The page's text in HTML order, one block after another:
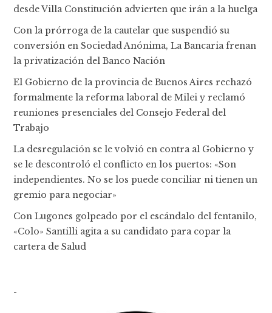
desde Villa Constitución advierten que irán a la huelga
Con la prórroga de la cautelar que suspendió su
conversión en Sociedad Anónima, La Bancaria frenan
la privatización del Banco Nación
El Gobierno de la provincia de Buenos Aires rechazó
formalmente la reforma laboral de Milei y reclamó
reuniones presenciales del Consejo Federal del
Trabajo
La desregulación se le volvió en contra al Gobierno y
se le descontroló el conflicto en los puertos: «Son
independientes. No se los puede conciliar ni tienen un
gremio para negociar»
Con Lugones golpeado por el escándalo del fentanilo,
«Colo» Santilli agita a su candidato para copar la
cartera de Salud
-